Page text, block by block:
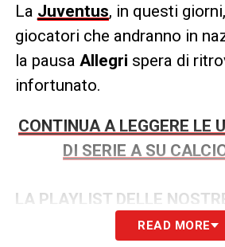
La Juventus, in questi
giocatori che andranno in
la pausa Allegri spera di
infortunato.
CONTINUA A LEGGERE LE
DI SERIE A SU
LA PLAYLIST DELLE
READ MORE